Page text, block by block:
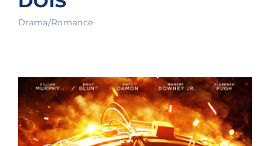
Drama/Romance